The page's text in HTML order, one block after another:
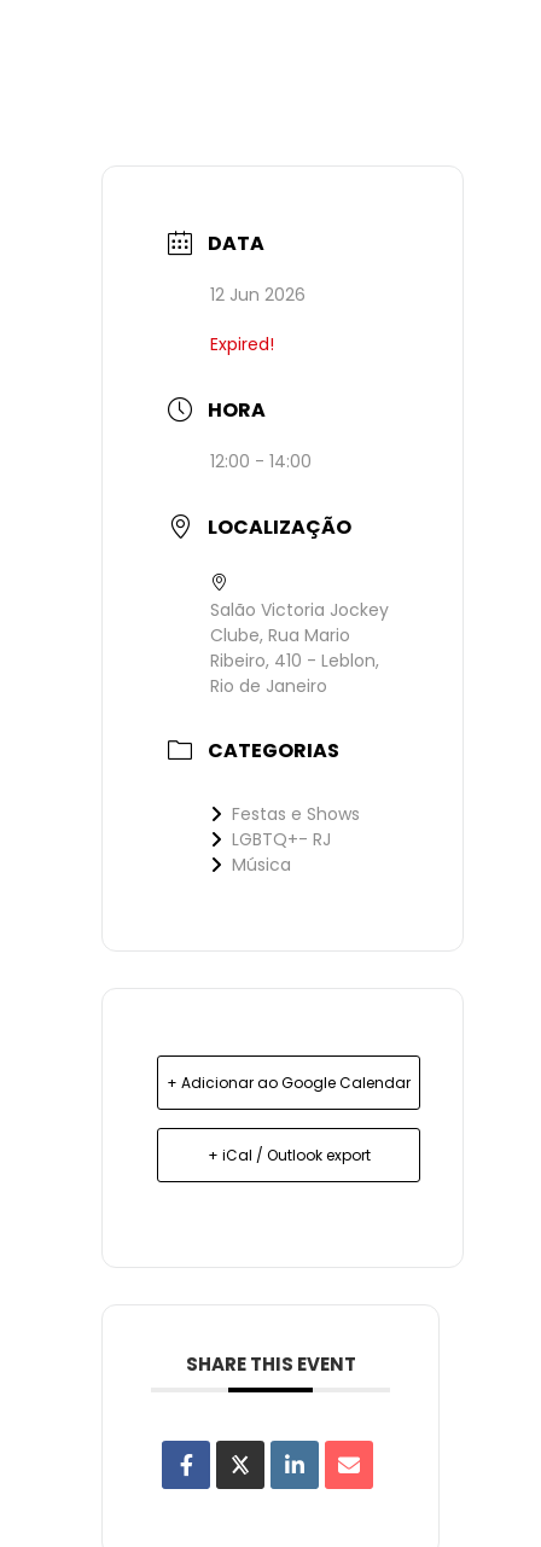
DATA
12 Jun 2026
Expired!
HORA
12:00 - 14:00
LOCALIZAÇÃO
Salão Victoria Jockey
Clube, Rua Mario
Ribeiro, 410 - Leblon,
Rio de Janeiro
CATEGORIAS
Festas e Shows
LGBTQ+- RJ
Música
+ Adicionar ao Google Calendar
+ iCal / Outlook export
SHARE THIS EVENT